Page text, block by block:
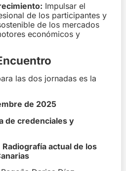
Impulsar el
de los participantes y
de los mercados
económicos y
las dos jornadas es la
de 2025
de credenciales y
actual de los